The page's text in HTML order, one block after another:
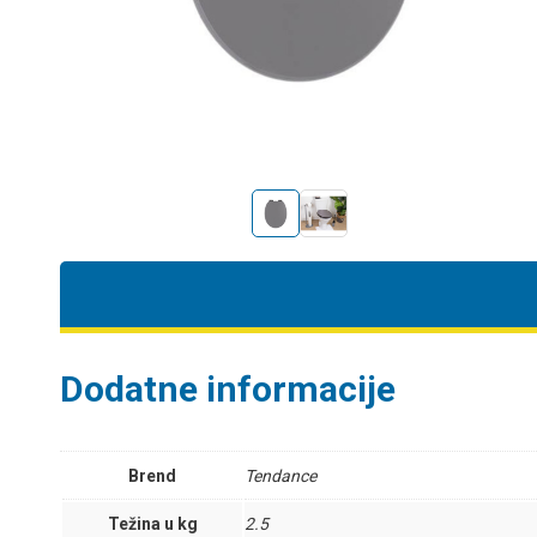
Dodatne informacije
Brend Tendance
Težina u kg 2.5